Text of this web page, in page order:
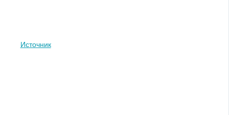
Источник